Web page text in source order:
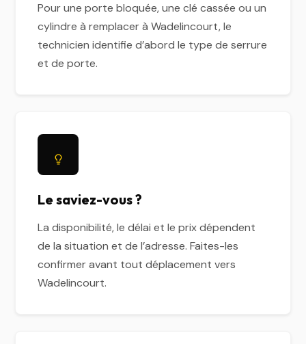
Pour une porte bloquée, une clé cassée ou un
cylindre à remplacer à Wadelincourt, le
technicien identifie d’abord le type de serrure
et de porte.
Le saviez-vous ?
La disponibilité, le délai et le prix dépendent
de la situation et de l’adresse. Faites-les
confirmer avant tout déplacement vers
Wadelincourt.